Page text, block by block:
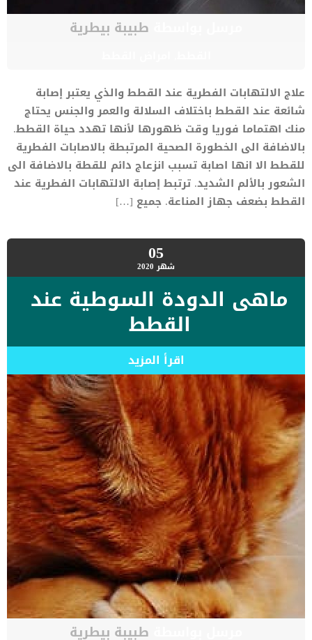
طبيبة بيطرية
علاج الالتهابات الفطرية عند القطط والذي يعتبر إصابة
شائعة عند القطط باختلاف السلالة والعمر والجنس يحتاج
منك اهتماما فوريا وقت ظهورها لأنها تهدد حياة القطط.
بالاضافة الى الخطورة الصحية المرتبطة بالاصابات الفطرية
للقطط الا انها اصابة تسبب انزعاج دائم للقطة بالاضافة الى
الشعور بالألم الشديد. ترتبط إصابة الالتهابات الفطرية عند
القطط بضعف جهاز المناعة. جميع […]
05شهر 2020
ماهى الدودة السوطية عند
القطط
اقرأ المزيد
طبيبة بيطرية